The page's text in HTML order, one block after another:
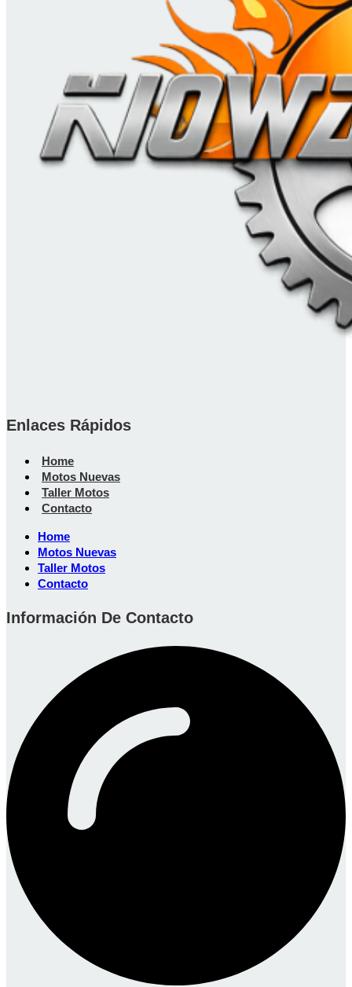
Enlaces Rápidos
Home
Motos Nuevas
Taller Motos
Contacto
Home
Motos Nuevas
Taller Motos
Contacto
Información De Contacto